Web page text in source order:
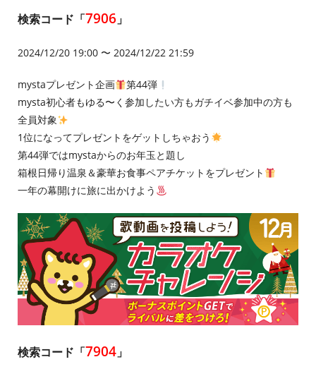
検索コード「7906 」
2024/12/20 19:00 〜 2024/12/22 21:59
mystaプレゼント企画
第44弾
mysta初心者もゆる〜く参加したい方もガチイベ参加中の方も
全員対象
1位になってプレゼントをゲットしちゃおう
第44弾ではmystaからのお年玉と題し
箱根日帰り温泉＆豪華お食事ペアチケットをプレゼント
一年の幕開けに旅に出かけよう
検索コード「7904 」